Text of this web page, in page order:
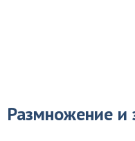
Размножение и